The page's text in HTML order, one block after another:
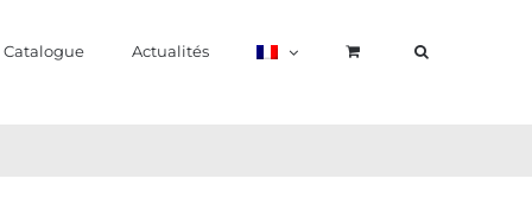
Catalogue Actualités